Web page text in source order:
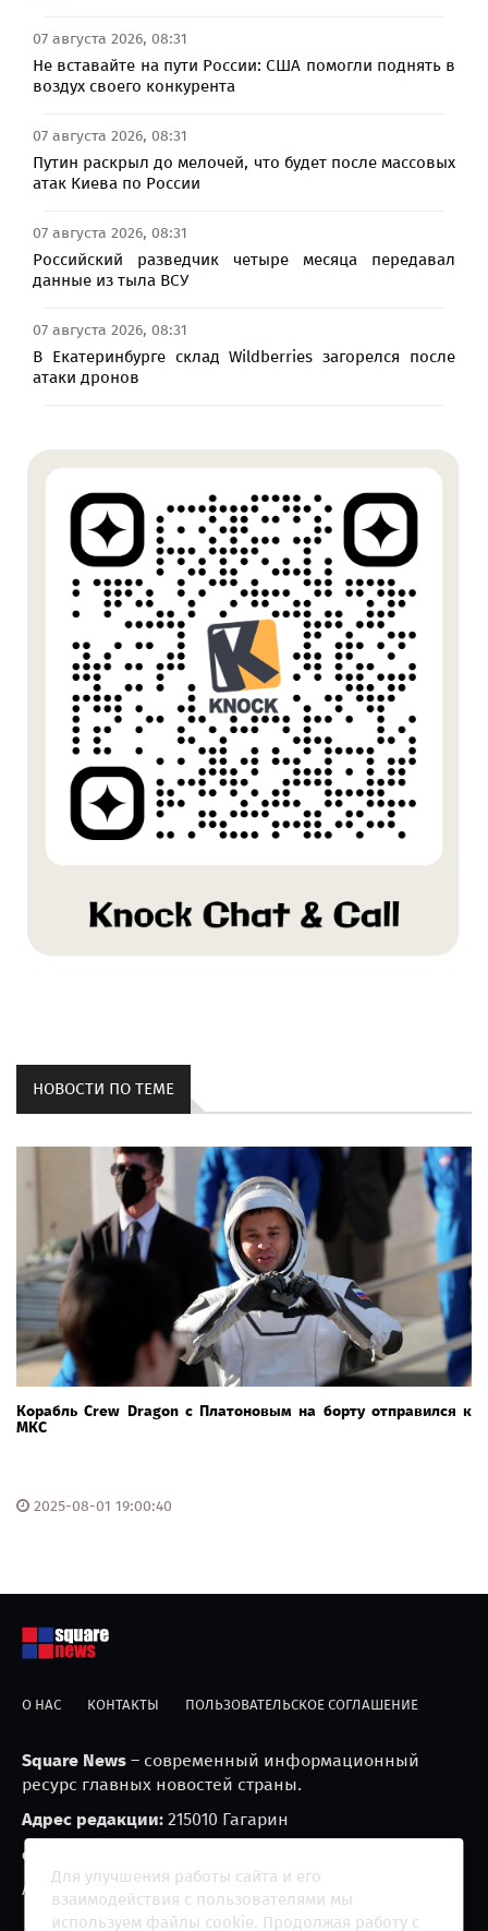
07 августа 2026, 08:31
Не вставайте на пути России: США помогли поднять в
воздух своего конкурента
07 августа 2026, 08:31
Путин раскрыл до мелочей, что будет после массовых
атак Киева по России
07 августа 2026, 08:31
Российский разведчик четыре месяца передавал
данные из тыла ВСУ
07 августа 2026, 08:31
В Екатеринбурге склад Wildberries загорелся после
атаки дронов
НОВОСТИ ПО ТЕМЕ
Корабль Crew Dragon с Платоновым на борту отправился к
МКС
2025-08-01 19:00:40
О НАС КОНТАКТЫ ПОЛЬЗОВАТЕЛЬСКОЕ СОГЛАШЕНИЕ
Square News – современный информационный
ресурс главных новостей страны.
Адрес редакции: 215010 Гагарин
e-mail:
Агрегатор новостей «Square news» (18+)
Для улучшения работы сайта и его
взаимодействия с пользователями мы
используем файлы cookie. Продолжая работу с